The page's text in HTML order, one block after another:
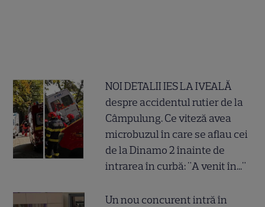
NOI DETALII IES LA IVEALĂ
despre accidentul rutier de la
Câmpulung. Ce viteză avea
microbuzul în care se aflau cei
de la Dinamo 2 înainte de
intrarea în curbă: "A venit în..."
Un nou concurent intră în